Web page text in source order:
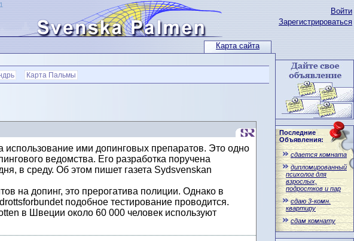
Карта сайта
Войти
Зарегистрироваться
Последние
Объявления:
сдается комната
дипломированный
психолог для
взрослых,
подростков и пар
сдаю 3-комн.
квартиру
сдам комнату
Карта Пальмы
использование ими допинговых препаратов. Это одно
ведомства. Его разработка поручена
в среду. Об этом пишет газета Sydsvenskan
на допинг, это прерогатива полиции. Однако в
подобное тестирование проводится.
в Швеции около 60 000 человек используют